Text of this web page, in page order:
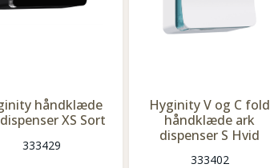
håndklæde
XS Sort
333429
Hyginity V og C fold
håndklæde ark
dispenser S Hvid
333402